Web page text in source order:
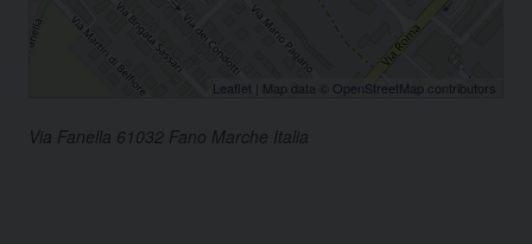
Leaflet | Map data © OpenStreetMap contributors
Via Fanella 61032 Fano Marche Italia